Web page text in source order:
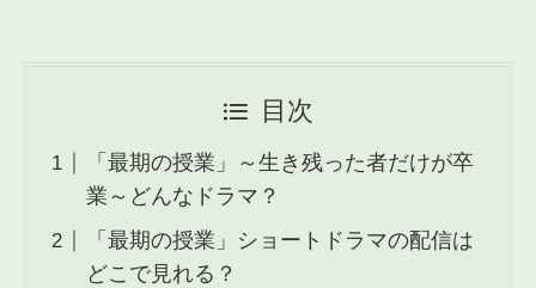
目次
「最期の授業」～生き残った者だけが卒
業～どんなドラマ？
「最期の授業」ショートドラマの配信は
どこで見れる？